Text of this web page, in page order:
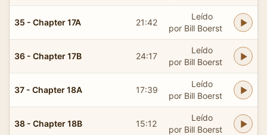
35 - Chapter 17A 21:42
Leído
por Bill Boerst
36 - Chapter 17B 24:17
Leído
por Bill Boerst
37 - Chapter 18A 17:39
Leído
por Bill Boerst
38 - Chapter 18B 15:12
Leído
por Bill Boerst